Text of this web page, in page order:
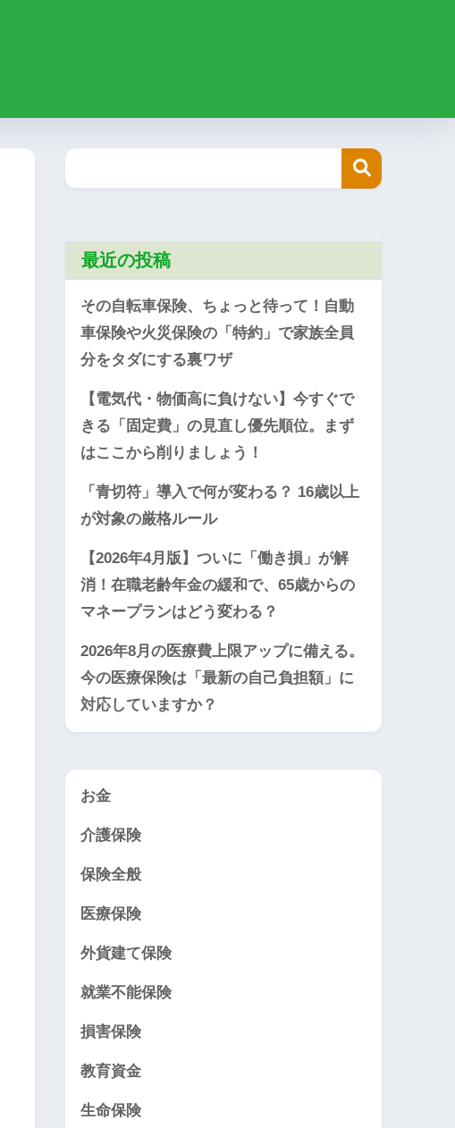
最近の投稿
その自転車保険、ちょっと待って！自動
車保険や火災保険の「特約」で家族全員
分をタダにする裏ワザ
【電気代・物価高に負けない】今すぐで
きる「固定費」の見直し優先順位。まず
はここから削りましょう！
「青切符」導入で何が変わる？ 16歳以上
が対象の厳格ルール
【2026年4月版】ついに「働き損」が解
消！在職老齢年金の緩和で、65歳からの
マネープランはどう変わる？
2026年8月の医療費上限アップに備える。
今の医療保険は「最新の自己負担額」に
対応していますか？
お金
介護保険
保険全般
医療保険
外貨建て保険
就業不能保険
損害保険
教育資金
生命保険